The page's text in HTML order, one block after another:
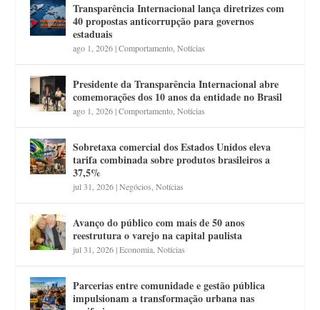
Transparência Internacional lança diretrizes com
40 propostas anticorrupção para governos
estaduais
ago 1, 2026|Comportamento ,Notícias
Presidente da Transparência Internacional abre
comemorações dos 10 anos da entidade no Brasil
ago 1, 2026|Comportamento ,Notícias
Sobretaxa comercial dos Estados Unidos eleva
tarifa combinada sobre produtos brasileiros a
37,5%
jul 31, 2026|Negócios ,Notícias
Avanço do público com mais de 50 anos
reestrutura o varejo na capital paulista
jul 31, 2026|Economia ,Notícias
Parcerias entre comunidade e gestão pública
impulsionam a transformação urbana nas